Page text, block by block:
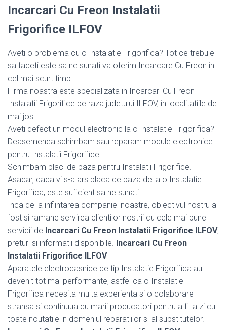
Incarcari Cu Freon Instalatii
Frigorifice ILFOV
Aveti o problema cu o Instalatie Frigorifica? Tot ce trebuie
sa faceti este sa ne sunati va oferim Incarcare Cu Freon in
cel mai scurt timp.
Firma noastra este specializata in Incarcari Cu Freon
Instalatii Frigorifice pe raza judetului ILFOV, in localitatiile de
mai jos.
Aveti defect un modul electronic la o Instalatie Frigorifica?
Deasemenea schimbam sau reparam module electronice
pentru Instalatii Frigorifice
Schimbam placi de baza pentru Instalatii Frigorifice.
Asadar, daca vi s-a ars placa de baza de la o Instalatie
Frigorifica, este suficient sa ne sunati.
Inca de la infiintarea companiei noastre, obiectivul nostru a
fost si ramane servirea clientilor nostrii cu cele mai bune
servicii de Incarcari Cu Freon Instalatii Frigorifice ILFOV,
preturi si informatii disponibile. Incarcari Cu Freon
Instalatii Frigorifice ILFOV
Aparatele electrocasnice de tip Instalatie Frigorifica au
devenit tot mai performante, astfel ca o Instalatie
Frigorifica necesita multa experienta si o colaborare
stransa si continuua cu marii producatori pentru a fi la zi cu
toate noutatile in domeniul reparatiilor si al substitutelor.